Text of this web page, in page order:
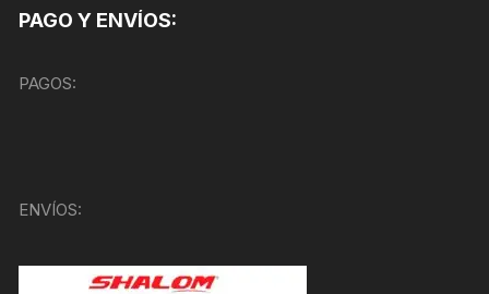
PAGO Y ENVÍOS:
PAGOS:
ENVÍOS: